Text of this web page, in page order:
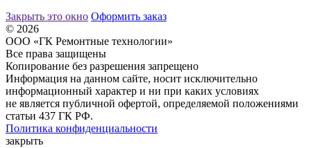
Закрыть это окно Оформить заказ
© 2026
ООО «ГК Ремонтные технологии»
Все права защищены
Копирование без разрешения запрещено
Информация на данном сайте, носит исключительно
информационный характер и ни при каких условиях
не является публичной офертой, определяемой положениями
статьи 437 ГК РФ.
Политика конфиденциальности
закрыть